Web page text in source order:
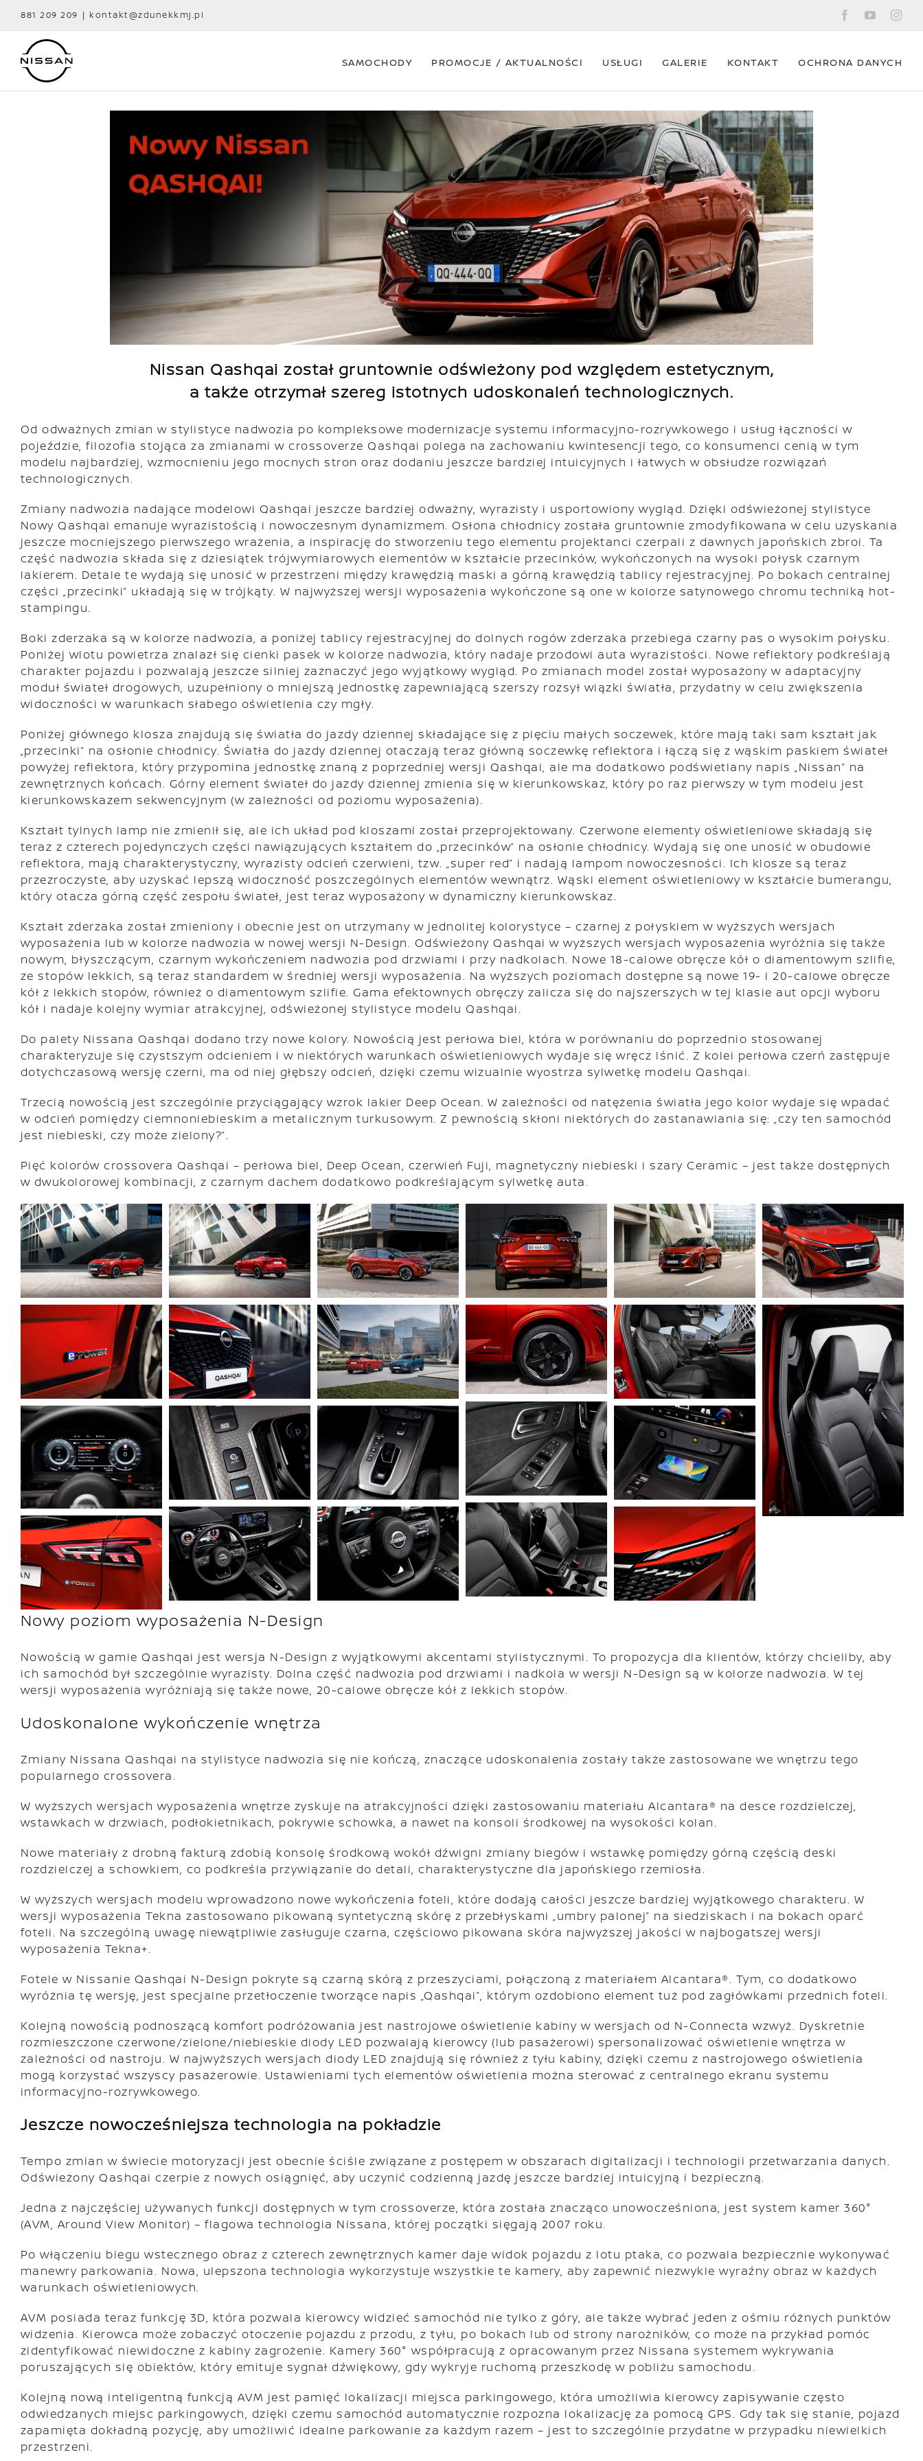
zawartości
881 209 209 | kontakt@zdunekkmj.pl Facebook
YouTube
SAMOCHODY PROMOCJE / AKTUALNOŚCI USŁUGI GALERIE KONTAKT OCHRONA DANYCH
Nissan Qashqai został gruntownie odświeżony pod względem estetycznym,
a także otrzymał szereg istotnych udoskonaleń technologicznych.
Od odważnych zmian w stylistyce nadwozia po kompleksowe modernizacje systemu informacyjno-rozrywkowego i usług łączności w
pojeździe, filozofia stojąca za zmianami w crossoverze Qashqai polega na zachowaniu kwintesencji tego, co konsumenci cenią w tym
modelu najbardziej, wzmocnieniu jego mocnych stron oraz dodaniu jeszcze bardziej intuicyjnych i łatwych w obsłudze rozwiązań
technologicznych.
Zmiany nadwozia nadające modelowi Qashqai jeszcze bardziej odważny, wyrazisty i usportowiony wygląd. Dzięki odświeżonej stylistyce
Nowy Qashqai emanuje wyrazistością i nowoczesnym dynamizmem. Osłona chłodnicy została gruntownie zmodyfikowana w celu uzyskania
jeszcze mocniejszego pierwszego wrażenia, a inspirację do stworzeniu tego elementu projektanci czerpali z dawnych japońskich zbroi. Ta
część nadwozia składa się z dziesiątek trójwymiarowych elementów w kształcie przecinków, wykończonych na wysoki połysk czarnym
lakierem. Detale te wydają się unosić w przestrzeni między krawędzią maski a górną krawędzią tablicy rejestracyjnej. Po bokach centralnej
części „przecinki” układają się w trójkąty. W najwyższej wersji wyposażenia wykończone są one w kolorze satynowego chromu techniką hot-
stampingu.
Boki zderzaka są w kolorze nadwozia, a poniżej tablicy rejestracyjnej do dolnych rogów zderzaka przebiega czarny pas o wysokim połysku.
Poniżej wlotu powietrza znalazł się cienki pasek w kolorze nadwozia, który nadaje przodowi auta wyrazistości. Nowe reflektory podkreślają
charakter pojazdu i pozwalają jeszcze silniej zaznaczyć jego wyjątkowy wygląd. Po zmianach model został wyposażony w adaptacyjny
moduł świateł drogowych, uzupełniony o mniejszą jednostkę zapewniającą szerszy rozsył wiązki światła, przydatny w celu zwiększenia
widoczności w warunkach słabego oświetlenia czy mgły.
Poniżej głównego klosza znajdują się światła do jazdy dziennej składające się z pięciu małych soczewek, które mają taki sam kształt jak
„przecinki” na osłonie chłodnicy. Światła do jazdy dziennej otaczają teraz główną soczewkę reflektora i łączą się z wąskim paskiem świateł
powyżej reflektora, który przypomina jednostkę znaną z poprzedniej wersji Qashqai, ale ma dodatkowo podświetlany napis „Nissan” na
zewnętrznych końcach. Górny element świateł do jazdy dziennej zmienia się w kierunkowskaz, który po raz pierwszy w tym modelu jest
kierunkowskazem sekwencyjnym (w zależności od poziomu wyposażenia).
Kształt tylnych lamp nie zmienił się, ale ich układ pod kloszami został przeprojektowany. Czerwone elementy oświetleniowe składają się
teraz z czterech pojedynczych części nawiązujących kształtem do „przecinków” na osłonie chłodnicy. Wydają się one unosić w obudowie
reflektora, mają charakterystyczny, wyrazisty odcień czerwieni, tzw. „super red” i nadają lampom nowoczesności. Ich klosze są teraz
przezroczyste, aby uzyskać lepszą widoczność poszczególnych elementów wewnątrz. Wąski element oświetleniowy w kształcie bumerangu,
który otacza górną część zespołu świateł, jest teraz wyposażony w dynamiczny kierunkowskaz.
Kształt zderzaka został zmieniony i obecnie jest on utrzymany w jednolitej kolorystyce – czarnej z połyskiem w wyższych wersjach
wyposażenia lub w kolorze nadwozia w nowej wersji N-Design. Odświeżony Qashqai w wyższych wersjach wyposażenia wyróżnia się także
nowym, błyszczącym, czarnym wykończeniem nadwozia pod drzwiami i przy nadkolach. Nowe 18-calowe obręcze kół o diamentowym szlifie,
ze stopów lekkich, są teraz standardem w średniej wersji wyposażenia. Na wyższych poziomach dostępne są nowe 19‑ i 20‑calowe obręcze
kół z lekkich stopów, również o diamentowym szlifie. Gama efektownych obręczy zalicza się do najszerszych w tej klasie aut opcji wyboru
kół i nadaje kolejny wymiar atrakcyjnej, odświeżonej stylistyce modelu Qashqai.
Do palety Nissana Qashqai dodano trzy nowe kolory. Nowością jest perłowa biel, która w porównaniu do poprzednio stosowanej
charakteryzuje się czystszym odcieniem i w niektórych warunkach oświetleniowych wydaje się wręcz lśnić. Z kolei perłowa czerń zastępuje
dotychczasową wersję czerni, ma od niej głębszy odcień, dzięki czemu wizualnie wyostrza sylwetkę modelu Qashqai.
Trzecią nowością jest szczególnie przyciągający wzrok lakier Deep Ocean. W zależności od natężenia światła jego kolor wydaje się wpadać
w odcień pomiędzy ciemnoniebieskim a metalicznym turkusowym. Z pewnością skłoni niektórych do zastanawiania się: „czy ten samochód
jest niebieski, czy może zielony?”.
Pięć kolorów crossovera Qashqai – perłowa biel, Deep Ocean, czerwień Fuji, magnetyczny niebieski i szary Ceramic – jest także dostępnych
w dwukolorowej kombinacji, z czarnym dachem dodatkowo podkreślającym sylwetkę auta.
Nowy poziom wyposażenia N-Design
Nowością w gamie Qashqai jest wersja N-Design z wyjątkowymi akcentami stylistycznymi. To propozycja dla klientów, którzy chcieliby, aby
ich samochód był szczególnie wyrazisty. Dolna część nadwozia pod drzwiami i nadkola w wersji N-Design są w kolorze nadwozia. W tej
wersji wyposażenia wyróżniają się także nowe, 20-calowe obręcze kół z lekkich stopów.
Udoskonalone wykończenie wnętrza
Zmiany Nissana Qashqai na stylistyce nadwozia się nie kończą, znaczące udoskonalenia zostały także zastosowane we wnętrzu tego
popularnego crossovera.
W wyższych wersjach wyposażenia wnętrze zyskuje na atrakcyjności dzięki zastosowaniu materiału Alcantara® na desce rozdzielczej,
wstawkach w drzwiach, podłokietnikach, pokrywie schowka, a nawet na konsoli środkowej na wysokości kolan.
Nowe materiały z drobną fakturą zdobią konsolę środkową wokół dźwigni zmiany biegów i wstawkę pomiędzy górną częścią deski
rozdzielczej a schowkiem, co podkreśla przywiązanie do detali, charakterystyczne dla japońskiego rzemiosła.
W wyższych wersjach modelu wprowadzono nowe wykończenia foteli, które dodają całości jeszcze bardziej wyjątkowego charakteru. W
wersji wyposażenia Tekna zastosowano pikowaną syntetyczną skórę z przebłyskami „umbry palonej” na siedziskach i na bokach oparć
foteli. Na szczególną uwagę niewątpliwie zasługuje czarna, częściowo pikowana skóra najwyższej jakości w najbogatszej wersji
wyposażenia Tekna+.
Fotele w Nissanie Qashqai N-Design pokryte są czarną skórą z przeszyciami, połączoną z materiałem Alcantara®. Tym, co dodatkowo
wyróżnia tę wersję, jest specjalne przetłoczenie tworzące napis „Qashqai”, którym ozdobiono element tuż pod zagłówkami przednich foteli.
Kolejną nowością podnoszącą komfort podróżowania jest nastrojowe oświetlenie kabiny w wersjach od N-Connecta wzwyż. Dyskretnie
rozmieszczone czerwone/zielone/niebieskie diody LED pozwalają kierowcy (lub pasażerowi) spersonalizować oświetlenie wnętrza w
zależności od nastroju. W najwyższych wersjach diody LED znajdują się również z tyłu kabiny, dzięki czemu z nastrojowego oświetlenia
mogą korzystać wszyscy pasażerowie. Ustawieniami tych elementów oświetlenia można sterować z centralnego ekranu systemu
informacyjno-rozrywkowego.
Jeszcze nowocześniejsza technologia na pokładzie
Tempo zmian w świecie motoryzacji jest obecnie ściśle związane z postępem w obszarach digitalizacji i technologii przetwarzania danych.
Odświeżony Qashqai czerpie z nowych osiągnięć, aby uczynić codzienną jazdę jeszcze bardziej intuicyjną i bezpieczną.
Jedna z najczęściej używanych funkcji dostępnych w tym crossoverze, która została znacząco unowocześniona, jest system kamer 360°
(AVM, Around View Monitor) – flagowa technologia Nissana, której początki sięgają 2007 roku.
Po włączeniu biegu wstecznego obraz z czterech zewnętrznych kamer daje widok pojazdu z lotu ptaka, co pozwala bezpiecznie wykonywać
manewry parkowania. Nowa, ulepszona technologia wykorzystuje wszystkie te kamery, aby zapewnić niezwykle wyraźny obraz w każdych
warunkach oświetleniowych.
AVM posiada teraz funkcję 3D, która pozwala kierowcy widzieć samochód nie tylko z góry, ale także wybrać jeden z ośmiu różnych punktów
widzenia. Kierowca może zobaczyć otoczenie pojazdu z przodu, z tyłu, po bokach lub od strony narożników, co może na przykład pomóc
zidentyfikować niewidoczne z kabiny zagrożenie. Kamery 360° współpracują z opracowanym przez Nissana systemem wykrywania
poruszających się obiektów, który emituje sygnał dźwiękowy, gdy wykryje ruchomą przeszkodę w pobliżu samochodu.
Kolejną nową inteligentną funkcją AVM jest pamięć lokalizacji miejsca parkingowego, która umożliwia kierowcy zapisywanie często
odwiedzanych miejsc parkingowych, dzięki czemu samochód automatycznie rozpozna lokalizację za pomocą GPS. Gdy tak się stanie, pojazd
zapamięta dokładną pozycję, aby umożliwić idealne parkowanie za każdym razem – jest to szczególnie przydatne w przypadku niewielkich
przestrzeni.